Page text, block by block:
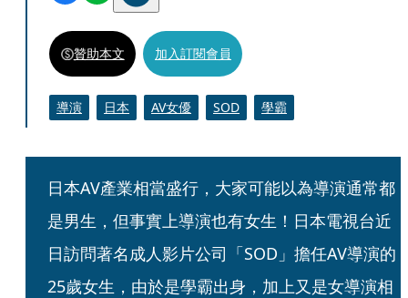
贊助本文 加入訂閱會員
導演 日本 AV女優 SOD 學霸
日本AV產業相當盛行，大家可能以為導演通常都
是男生，但事實上導演也有女生！日本電視台近
日訪問著名成人影片公司「SOD」擔任AV導演的
25歲女生，由於是學霸出身，加上又是女導演相